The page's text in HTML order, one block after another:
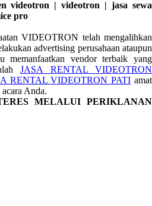
VIDEOTRON telah mengalihkan
advertising perusahaan ataupun
memanfaatkan vendor terbaik yang
JASA RENTAL VIDEOTRON
RENTAL VIDEOTRON PATI amat
Anda.
MELALUI PERIKLANAN